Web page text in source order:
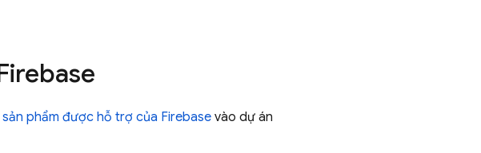
phẩm được hỗ trợ của Firebasevào dự án